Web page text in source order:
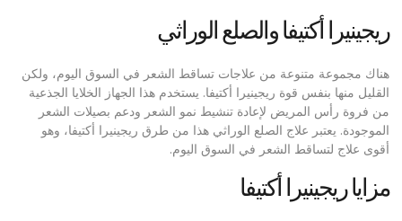
ريجينيرا أكتيفا والصلع الوراثي
هناك مجموعة متنوعة من علاجات تساقط الشعر في السوق اليوم، ولكن
القليل منها بنفس قوة ريجينيرا أكتيفا. يستخدم هذا الجهاز الخلايا الجذعية
من فروة رأس المريض لإعادة تنشيط نمو الشعر ودعم بصيلات الشعر
الموجودة. يعتبر علاج الصلع الوراثي هذا من طرق ريجينيرا أكتيفا، وهو
أقوى علاج لتساقط الشعر في السوق اليوم.
مزايا ريجينيرا أكتيفا